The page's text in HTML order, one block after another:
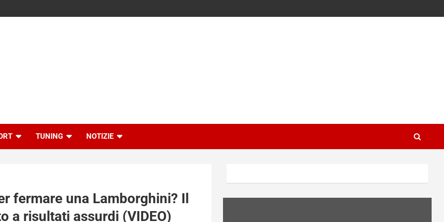
TUNING NOTIZIE
fermare una Lamborghini? Il
a risultati assurdi (VIDEO)